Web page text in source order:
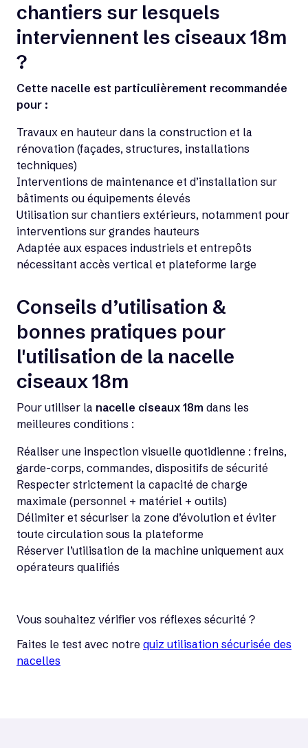
chantiers sur lesquels
interviennent les ciseaux 18m
?
Cette nacelle est particulièrement recommandée
pour :
Travaux en hauteur dans la construction et la
rénovation (façades, structures, installations
techniques)
Interventions de maintenance et d’installation sur
bâtiments ou équipements élevés
Utilisation sur chantiers extérieurs, notamment pour
interventions sur grandes hauteurs
Adaptée aux espaces industriels et entrepôts
nécessitant accès vertical et plateforme large
Conseils d’utilisation &
bonnes pratiques pour
l'utilisation de la nacelle
ciseaux 18m
Pour utiliser la nacelle ciseaux 18m dans les
meilleures conditions :
Réaliser une inspection visuelle quotidienne : freins,
garde-corps, commandes, dispositifs de sécurité
Respecter strictement la capacité de charge
maximale (personnel + matériel + outils)
Délimiter et sécuriser la zone d’évolution et éviter
toute circulation sous la plateforme
Réserver l’utilisation de la machine uniquement aux
opérateurs qualifiés
Vous souhaitez vérifier vos réflexes sécurité ?
Faites le test avec notre quiz utilisation sécurisée des
nacelles